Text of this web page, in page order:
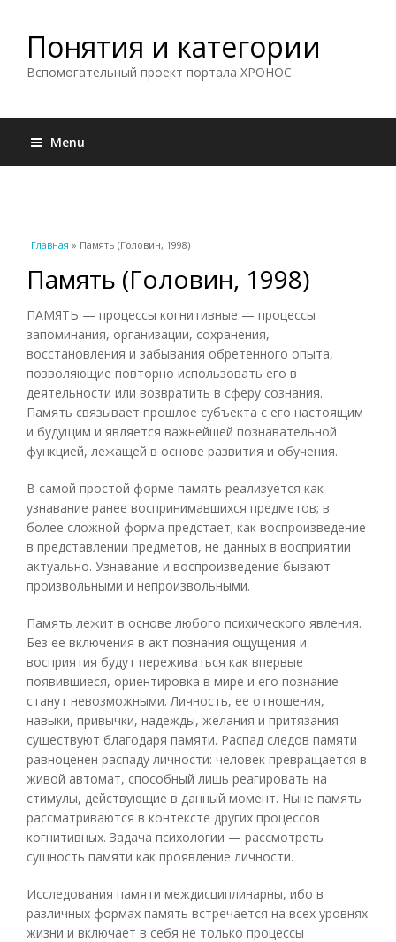
Понятия и категории
Вспомогательный проект портала ХРОНОС
Menu
Вы здесь
Главная » Память (Головин, 1998)
Память (Головин, 1998)
ПАМЯТЬ — процессы когнитивные — процессы
запоминания, организации, сохранения,
восстановления и забывания обретенного опыта,
позволяющие повторно использовать его в
деятельности или возвратить в сферу сознания.
Память связывает прошлое субъекта с его настоящим
и будущим и является важнейшей познавательной
функцией, лежащей в основе развития и обучения.
В самой простой форме память реализуется как
узнавание ранее воспринимавшихся предметов; в
более сложной форма предстает; как воспроизведение
в представлении предметов, не данных в восприятии
актуально. Узнавание и воспроизведение бывают
произвольными и непроизвольными.
Память лежит в основе любого психического явления.
Без ее включения в акт познания ощущения и
восприятия будут переживаться как впервые
появившиеся, ориентировка в мире и его познание
станут невозможными. Личность, ее отношения,
навыки, привычки, надежды, желания и притязания —
существуют благодаря памяти. Распад следов памяти
равноценен распаду личности: человек превращается в
живой автомат, способный лишь реагировать на
стимулы, действующие в данный момент. Ныне память
рассматриваются в контексте других процессов
когнитивных. Задача психологии — рассмотреть
сущность памяти как проявление личности.
Исследования памяти междисциплинарны, ибо в
различных формах память встречается на всех уровнях
жизни и включает в себя не только процессы